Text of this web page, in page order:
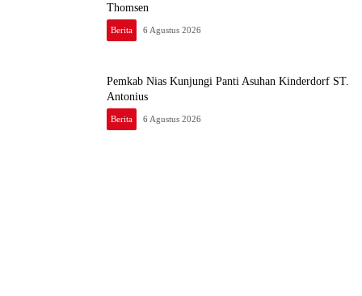
Thomsen
Berita 6 Agustus 2026
Pemkab Nias Kunjungi Panti Asuhan Kinderdorf ST.
Antonius
Berita 6 Agustus 2026